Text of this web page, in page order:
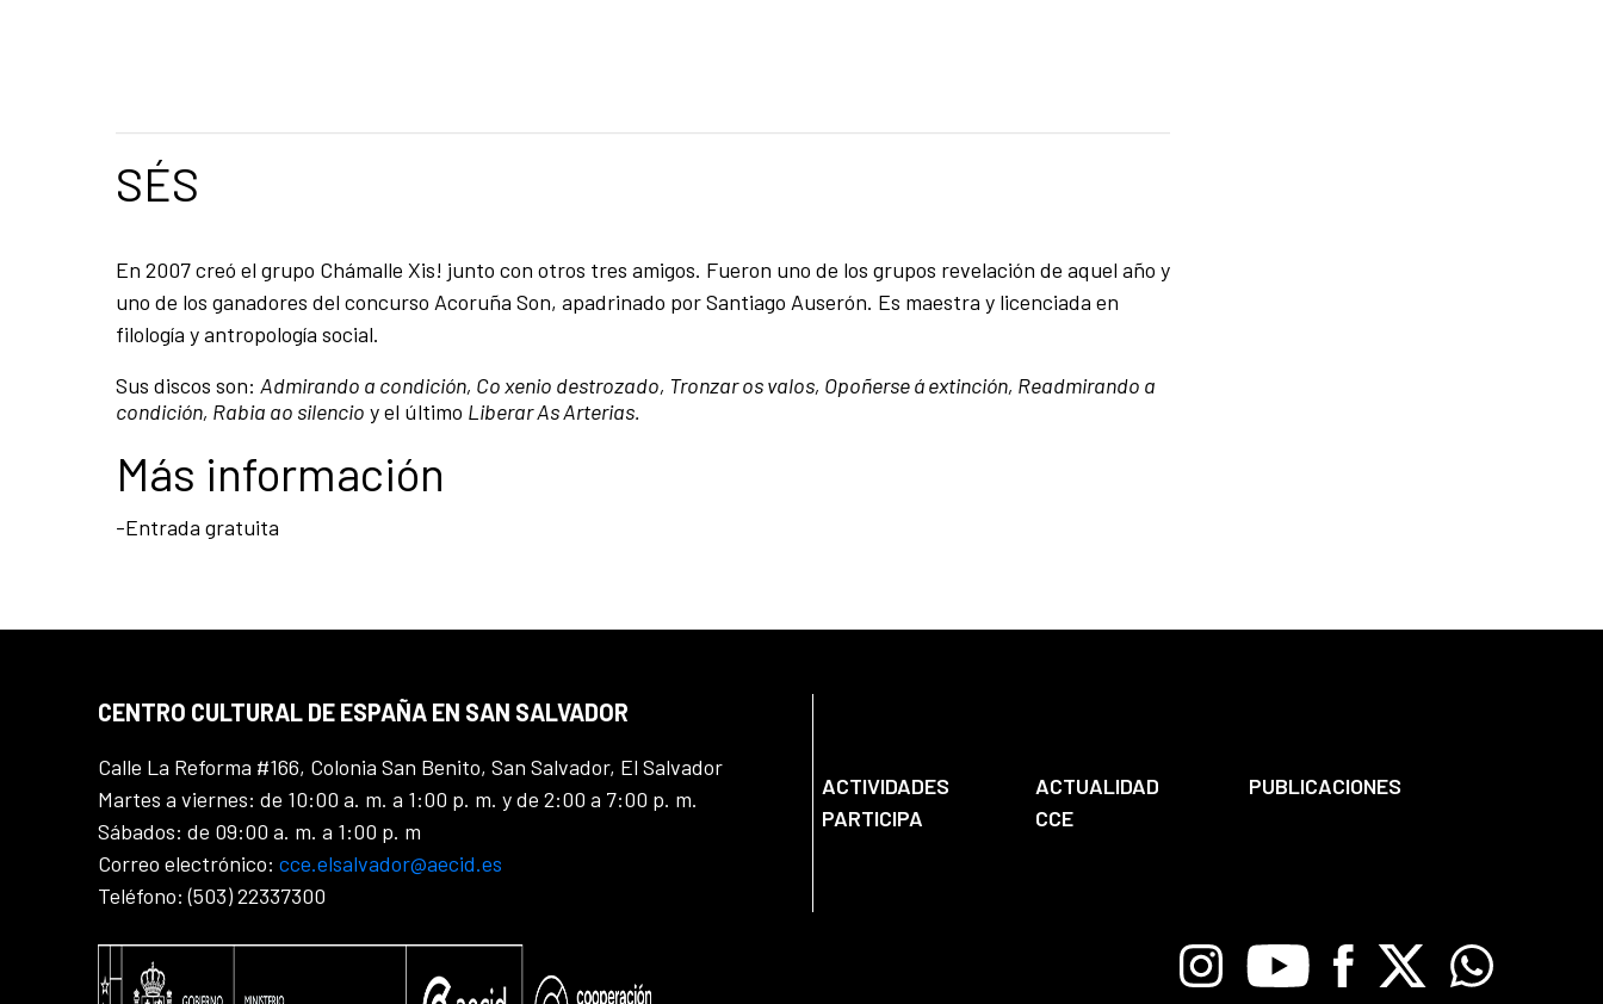
SÉS
En 2007 creó el grupo Chámalle Xis! junto con otros tres amigos. Fueron uno de los grupos revelación de aquel año y
uno de los ganadores del concurso Acoruña Son, apadrinado por Santiago Auserón. Es maestra y licenciada en
filología y antropología social.
Sus discos son: Admirando a condición, Co xenio destrozado, Tronzar os valos, Opoñerse á extinción, Readmirando a
condición, Rabia ao silencio y el último Liberar As Arterias.
Más información
-Entrada gratuita
CENTRO CULTURAL DE ESPAÑA EN SAN SALVADOR
Calle La Reforma #166, Colonia San Benito, San Salvador, El Salvador
Martes a viernes: de 10:00 a. m. a 1:00 p. m. y de 2:00 a 7:00 p. m.
Sábados: de 09:00 a. m. a 1:00 p. m
Correo electrónico: cce.elsalvador@aecid.es
Teléfono: (503) 22337300
ACTIVIDADES ACTUALIDAD
PUBLICACIONES
PARTICIPA
CCE
InstagramYoutube Facebook
X Whatsapp